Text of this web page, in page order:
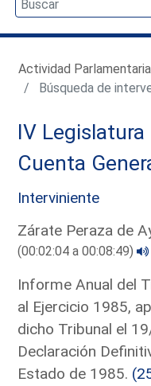
Actividad Parlamentaria
Búsqueda de
IV Legislatura
Cuenta
Interviniente
Zárate Peraza de
(00:02:04 a 00:08:49)
Informe Anual del
al Ejercicio 1985,
dicho Tribunal el
Declaración
Estado de 1985.